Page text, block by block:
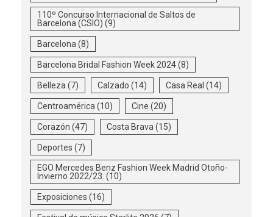
110º Concurso Internacional de Saltos de
Barcelona (CSIO) (9)
Barcelona (8)
Barcelona Bridal Fashion Week 2024(8)
Belleza (7) Calzado (14) Casa Real (14)
Centroamérica (10) Cine (20)
Corazón (47) Costa Brava (15)
Deportes (7)
EGO Mercedes Benz Fashion Week Madrid Otoño-
Invierno 2022/23. (10)
Exposiciones (16)